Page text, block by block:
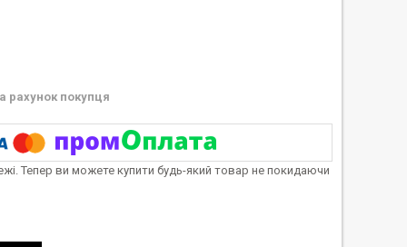
рахунок покупця
Тепер ви можете купити будь-який товар не покидаючи